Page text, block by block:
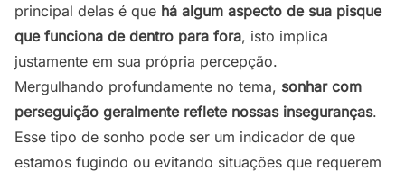
principal delas é que há algum aspecto de sua pisque
que funciona de dentro para fora, isto implica
justamente em sua própria percepção.
Mergulhando profundamente no tema, sonhar com
perseguição geralmente reflete nossas inseguranças.
Esse tipo de sonho pode ser um indicador de que
estamos fugindo ou evitando situações que requerem